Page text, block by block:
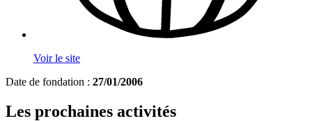
Voir le site
Date de fondation : 27/01/2006
Les prochaines activités